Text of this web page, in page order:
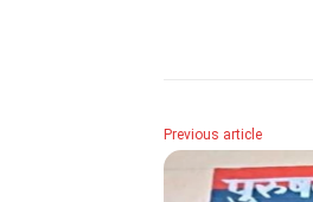
Previous article